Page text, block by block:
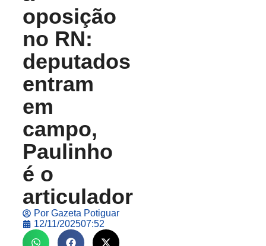
oposição
no RN:
deputados
entram
em
campo,
Paulinho
é o
articulador
Por Gazeta Potiguar
12/11/202507:52